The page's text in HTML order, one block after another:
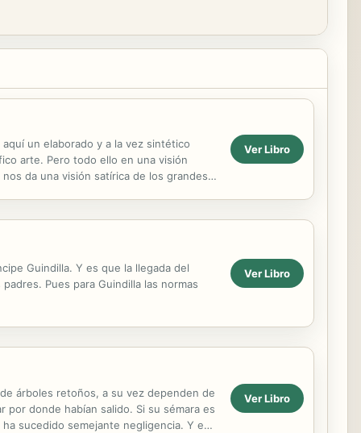
un elaborado y a la vez sintético
arte. Pero todo ello en una visión
da una visión satírica de los grandes
Ver Libro
Guindilla. Y es que la llegada del
Pues para Guindilla las normas
Ver Libro
árboles retoños, a su vez dependen de
donde habían salido. Si su sémara es
sucedido semejante negligencia. Y es
Ver Libro